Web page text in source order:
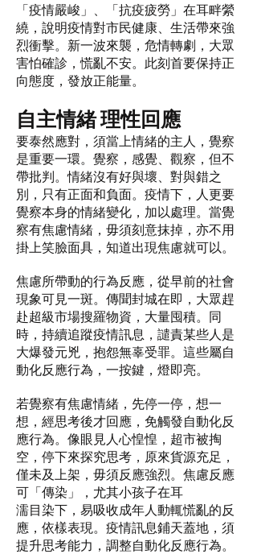
「疫情嚴峻」、「抗疫疲勞」在耳畔縈
繞，說明疫情對市民健康、生活帶來強
烈衝擊。新一波來襲，危情轉劇，大眾
害怕確診，慌亂不安。此刻首要保持正
向態度，發放正能量。
自主情緒 理性回應
要泰然應對，須當上情緒的主人，覺察
是重要一環。覺察，感覺、觀察，但不
帶批判。情緒沒有好與壞、對與錯之
別，只有正面和負面。疫情下，人更要
覺察本身的情緒變化，加以處理。當覺
察有焦慮情緒，毋須刻意抹掉，亦不用
掛上笑臉面具，知道出現焦慮就可以。
焦慮所帶動的行為反應，從早前的社會
現象可見一斑。傳聞封城在即，大眾趕
赴超級市場搜羅物資，大量囤積。同
時，持續追蹤疫情訊息，譴責某些人是
大爆發元兇，抱怨無辜受罪。這些屬自
動化反應行為，一按鍵，燈即亮。
若覺察有焦慮情緒，先停一停，想一
想，經思考後才回應，免觸發自動化反
應行為。像眼見人心惶惶，超市被掏
空，停下來探究思考，原來貨源充足，
僅未及上架，毋須反應強烈。焦慮反應
可「傳染」，尤其小孩子在耳
濡目染下，易吸收成年人動輒慌亂的反
應，依樣表現。疫情訊息鋪天蓋地，須
提升思考能力，調整自動化反應行為。